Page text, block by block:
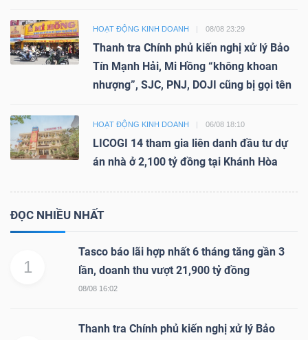
HOẠT ĐỘNG KINH DOANH 08/08 23:29
Thanh tra Chính phủ kiến nghị xử lý Bảo
Tín Mạnh Hải, Mi Hồng “không khoan
nhượng”, SJC, PNJ, DOJI cũng bị gọi tên
HOẠT ĐỘNG KINH DOANH 06/08 18:10
LICOGI 14 tham gia liên danh đầu tư dự
án nhà ở 2,100 tỷ đồng tại Khánh Hòa
ĐỌC NHIỀU NHẤT
1
Tasco báo lãi hợp nhất 6 tháng tăng gần 3
lần, doanh thu vượt 21,900 tỷ đồng
08/08 16:02
Thanh tra Chính phủ kiến nghị xử lý Bảo